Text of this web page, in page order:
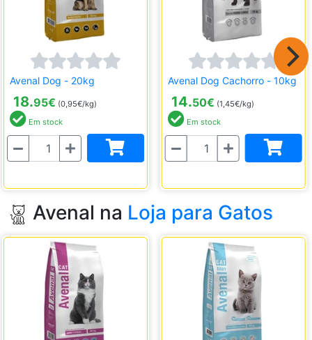
Avenal Dog - 20kg
18.95€ (0,95€/kg)
Em stock
Quantidade
Avenal Dog Cachorro - 10kg
14.50€ (1,45€/kg)
Em stock
Quantidade
Avenal na Loja para Gatos